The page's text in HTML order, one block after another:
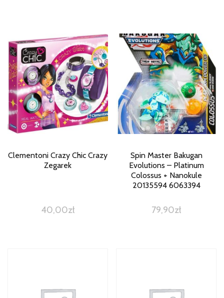
Clementoni Crazy Chic Crazy
Zegarek
40,00zł
Spin Master Bakugan
Evolutions – Platinum
Colossus + Nanokule
20135594 6063394
79,90zł